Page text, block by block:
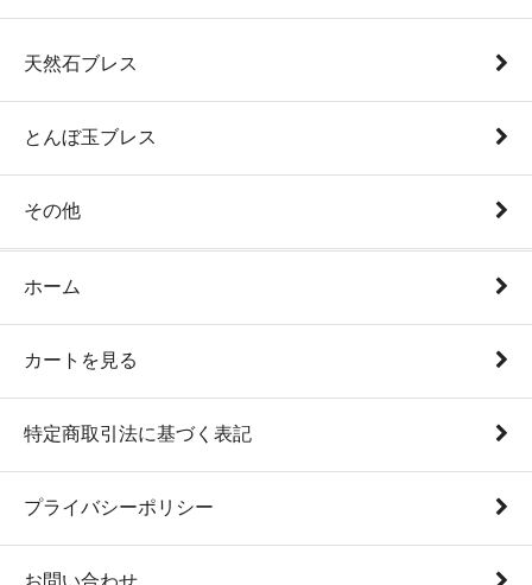
天然石ブレス
とんぼ玉ブレス
その他
ホーム
カートを見る
特定商取引法に基づく表記
プライバシーポリシー
お問い合わせ